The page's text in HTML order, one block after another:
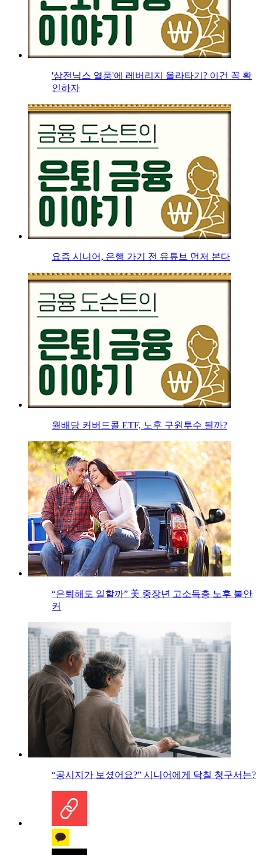
'삼전닉스 열풍'에 레버리지 올라타기? 이건 꼭 확
인하자
요즘 시니어, 은행 가기 전 유튜브 먼저 본다
월배당 커버드콜 ETF, 노후 구원투수 될까?
“은퇴해도 일할까” 美 중장년 고소득층 노후 불안
커
“공시지가 보셨어요?” 시니어에게 닥칠 청구서는?